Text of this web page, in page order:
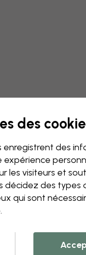
Modifiez
Notre équipe de
unique.
Modifiez la
Ajoutez ou
Personnalisez
Créez votre
des
des
les visiteurs et
décidez des types
qui sont